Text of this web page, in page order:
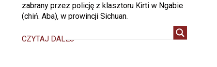
zabrany przez policję z klasztoru Kirti w Ngabie
(chiń. Aba), w prowincji Sichuan.
CZYTAJ DALEJ